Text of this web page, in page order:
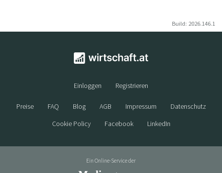
Build: 2026.146.1
Einloggen Registrieren
Preise FAQ Blog AGB Impressum
Datenschutz
Cookie Policy
Facebook LinkedIn
Ein Online-Service der